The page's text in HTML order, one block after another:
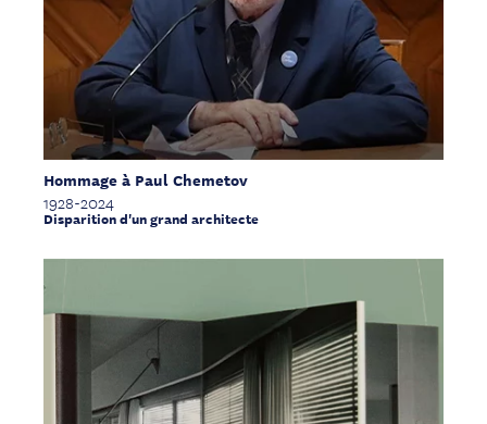
Hommage à Paul Chemetov
1928-2024
Disparition d'un grand architecte